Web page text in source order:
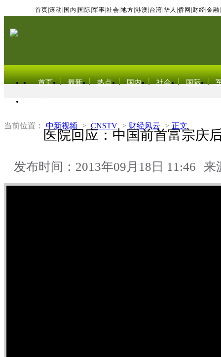
首页 滚动 国内 国际 军事 社会 地方 港澳 台湾 华人 侨网 财经 金融
首页 最新 热点 国内 社会 国际
当前位置： 中新视频 > CNSTV > 财经风云 > 正文
医院回应：中国前首富宗庆
发布时间：2013年09月18日 11:46 来